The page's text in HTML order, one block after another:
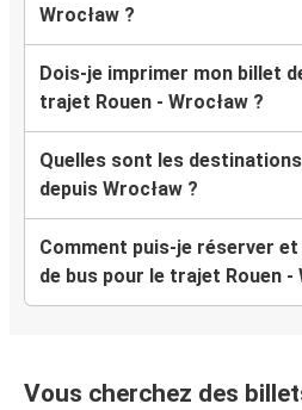
Wrocław ?
Dois-je imprimer mon billet
trajet Rouen - Wrocław ?
Quelles sont les
depuis Wrocław ?
Comment puis-je réserver
de bus pour le trajet Rouen -
Vous cherchez des